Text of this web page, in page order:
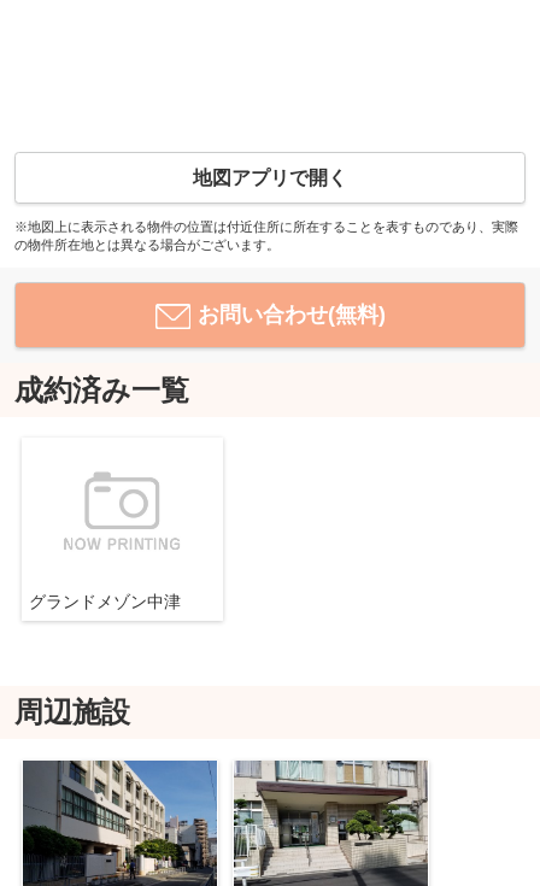
地図アプリで開く
※地図上に表示される物件の位置は付近住所に所在することを表すものであり、実際
の物件所在地とは異なる場合がございます。
お問い合わせ(無料)
成約済み一覧
グランドメゾン中津
周辺施設